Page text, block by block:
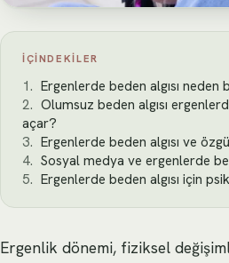
İÇINDEKILER
Ergenlerde beden algısı neden
Olumsuz beden algısı
açar?
Ergenlerde beden algısı ve
Sosyal medya ve ergenlerde
Ergenlerde beden algısı için
Ergenlik dönemi, fiziksel